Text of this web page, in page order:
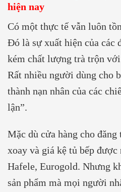
hiện nay
Có một thực tế vẫn luôn
Đó là sự xuất hiện của các
kém chất lượng trà trộn
Rất nhiều người dùng cho
thành nạn nhân của các
lận”.
Mặc dù cửa hàng cho
xoay và giá kệ tủ bếp được
Hafele, Eurogold. Nhưng
sản phẩm mà mọi người